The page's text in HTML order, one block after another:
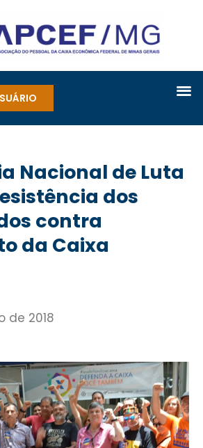
Nacional de Luta
dos
contra
da Caixa
de 2018